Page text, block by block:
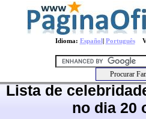
Idioma: Español| Português
Lista de
no dia 20